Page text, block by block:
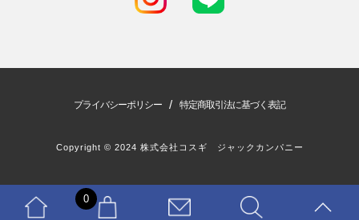
プライバシーポリシー / 特定商取引法に基づく表記
Copyright © 2024 株式会社コスギ ジャックカンパニー
0